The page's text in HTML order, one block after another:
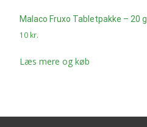
Malaco Fruxo Tabletpakke – 20 g
10 kr.
Læs mere og køb